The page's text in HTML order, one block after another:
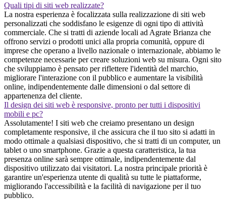
Quali tipi di siti web realizzate?
La nostra esperienza è focalizzata sulla realizzazione di siti web
personalizzati che soddisfano le esigenze di ogni tipo di attività
commerciale. Che si tratti di aziende locali ad Agrate Brianza che
offrono servizi o prodotti unici alla propria comunità, oppure di
imprese che operano a livello nazionale o internazionale, abbiamo le
competenze necessarie per creare soluzioni web su misura. Ogni sito
che sviluppiamo è pensato per riflettere l'identità del marchio,
migliorare l'interazione con il pubblico e aumentare la visibilità
online, indipendentemente dalle dimensioni o dal settore di
appartenenza del cliente.
Il design dei siti web è responsive, pronto per tutti i dispositivi
mobili e pc?
Assolutamente! I siti web che creiamo presentano un design
completamente responsive, il che assicura che il tuo sito si adatti in
modo ottimale a qualsiasi dispositivo, che si tratti di un computer, un
tablet o uno smartphone. Grazie a questa caratteristica, la tua
presenza online sarà sempre ottimale, indipendentemente dal
dispositivo utilizzato dai visitatori. La nostra principale priorità è
garantire un'esperienza utente di qualità su tutte le piattaforme,
migliorando l'accessibilità e la facilità di navigazione per il tuo
pubblico.